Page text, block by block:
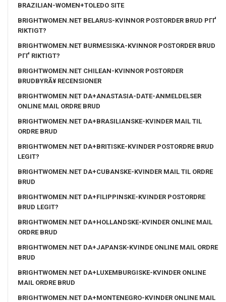
BRAZILIAN-WOMEN+TOLEDO SITE
BRIGHTWOMEN.NET BELARUS-KVINNOR POSTORDER BRUD PГҐ
RIKTIGT?
BRIGHTWOMEN.NET BURMESISKA-KVINNOR POSTORDER BRUD
PГҐ RIKTIGT?
BRIGHTWOMEN.NET CHILEAN-KVINNOR POSTORDER
BRUDBYRÃ¥ RECENSIONER
BRIGHTWOMEN.NET DA+ANASTASIA-DATE-ANMELDELSER
ONLINE MAIL ORDRE BRUD
BRIGHTWOMEN.NET DA+BRASILIANSKE-KVINDER MAIL TIL
ORDRE BRUD
BRIGHTWOMEN.NET DA+BRITISKE-KVINDER POSTORDRE BRUD
LEGIT?
BRIGHTWOMEN.NET DA+CUBANSKE-KVINDER MAIL TIL ORDRE
BRUD
BRIGHTWOMEN.NET DA+FILIPPINSKE-KVINDER POSTORDRE
BRUD LEGIT?
BRIGHTWOMEN.NET DA+HOLLANDSKE-KVINDER ONLINE MAIL
ORDRE BRUD
BRIGHTWOMEN.NET DA+JAPANSK-KVINDE ONLINE MAIL ORDRE
BRUD
BRIGHTWOMEN.NET DA+LUXEMBURGISKE-KVINDER ONLINE
MAIL ORDRE BRUD
BRIGHTWOMEN.NET DA+MONTENEGRO-KVINDER ONLINE MAIL